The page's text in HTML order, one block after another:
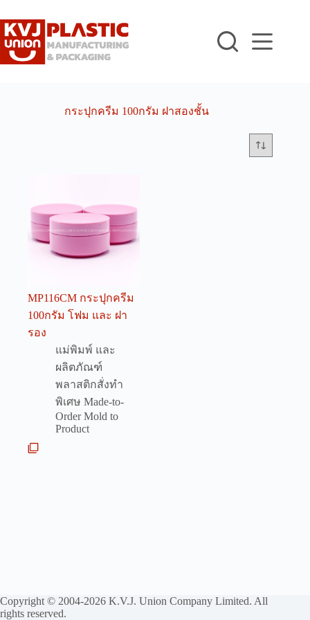
to
content
กระปุกครีม 100กรัม ฝาสองชั้น
MP116CM กระปุกครีม
100กรัม โฟม และ ฝา
รอง
แม่พิมพ์ และ
ผลิตภัณฑ์
พลาสติกสั่งทำ
พิเศษ Made-to-
Order Mold to
Product
Copyright © 2004-2026 K.V.J. Union Company Limited. All
rights reserved.